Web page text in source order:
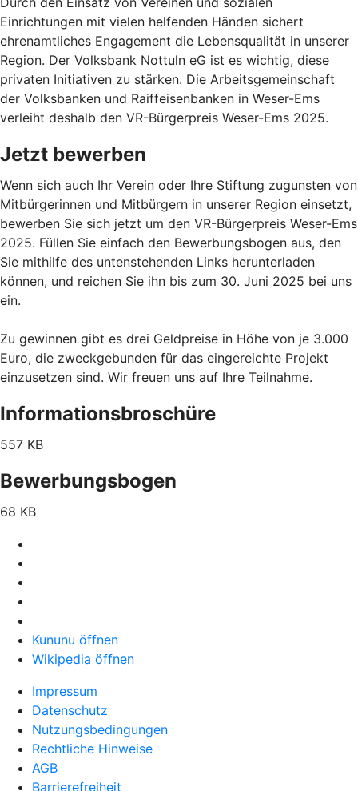
Einrichtungen mit vielen helfenden Händen sichert
ehrenamtliches Engagement die Lebensqualität in unserer
Region. Der Volksbank Nottuln eG ist es wichtig, diese
privaten Initiativen zu stärken. Die Arbeitsgemeinschaft
der Volksbanken und Raiffeisenbanken in Weser-Ems
verleiht deshalb den VR-Bürgerpreis Weser-Ems 2025.
Jetzt bewerben
Wenn sich auch Ihr Verein oder Ihre Stiftung zugunsten von
Mitbürgerinnen und Mitbürgern in unserer Region einsetzt,
bewerben Sie sich jetzt um den VR-Bürgerpreis Weser-Ems
2025. Füllen Sie einfach den Bewerbungsbogen aus, den
Sie mithilfe des untenstehenden Links herunterladen
können, und reichen Sie ihn bis zum 30. Juni 2025 bei uns
ein.
Zu gewinnen gibt es drei Geldpreise in Höhe von je 3.000
Euro, die zweckgebunden für das eingereichte Projekt
einzusetzen sind. Wir freuen uns auf Ihre Teilnahme.
Informationsbroschüre
557 KB
Bewerbungsbogen
68 KB
Kununu öffnen
Wikipedia öffnen
Impressum
Datenschutz
Nutzungsbedingungen
Rechtliche Hinweise
AGB
Barrierefreiheit